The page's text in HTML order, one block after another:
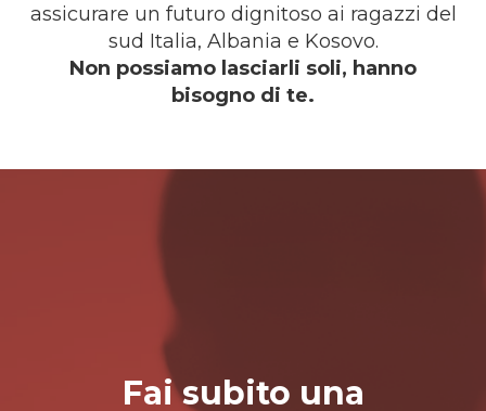
assicurare un futuro dignitoso ai ragazzi del
sud Italia, Albania e Kosovo.
Non possiamo lasciarli soli, hanno
bisogno di te.
Fai subito una